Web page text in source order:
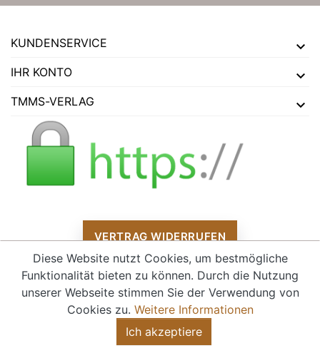
KUNDENSERVICE
IHR KONTO
TMMS-VERLAG
VERTRAG WIDERRUFEN
Alle Preise verstehen sich inklusive Mehrwertsteuer und zzgl.
Versandkosten
© 2026 - tmms-verlag
Diese Website nutzt Cookies, um bestmögliche
Funktionalität bieten zu können. Durch die Nutzung
unserer Webseite stimmen Sie der Verwendung von
Cookies zu. Weitere Informationen
Ich akzeptiere